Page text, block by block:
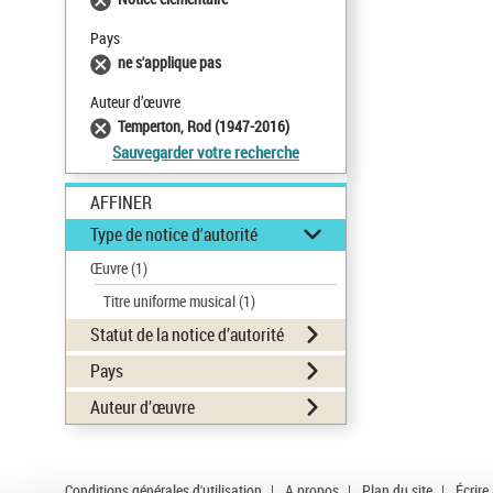
Pays
ne s'applique pas
Auteur d’œuvre
Temperton, Rod (1947-2016)
Sauvegarder votre recherche
AFFINER
Type de notice d'autorité
Œuvre(1)
Titre uniforme musical(1)
Statut de la notice d’autorité
Pays
Auteur d’œuvre